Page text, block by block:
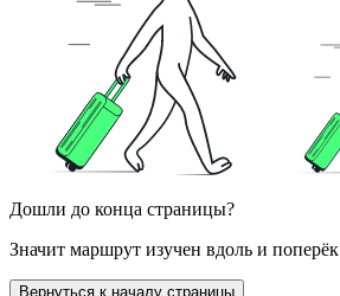
Дошли до конца страницы?
Значит маршрут изучен вдоль и поперёк
Вернуться к началу страницы